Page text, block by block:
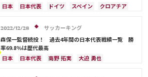
日本
日本代表 ドイツ スペイン
クロアチア
2022/12/28
サッカーキング
森保一監督続投！ 過去4年間の日本代表戦績一覧 勝
率69.8％は歴代最高
日本
日本代表 南野 拓実
大迫 勇也